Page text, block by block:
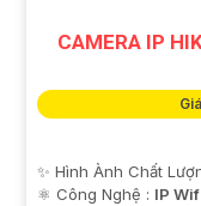
CAMERA IP
✨ Hình Ành Chất
⚛️ Công Nghệ : IP